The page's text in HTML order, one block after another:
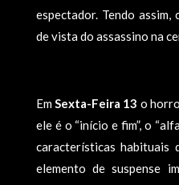
espectador. Tendo
de vista do assassino na
EmSexta-Feira 13 o
ele é o “início e fim”, o
características habituais
elemento de suspense